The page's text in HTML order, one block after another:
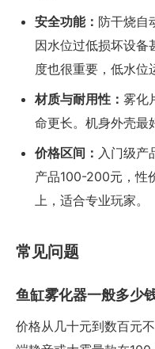
安全功能： 防干烧自
因水位过低损坏设备
度也很重要，低水位
材质与耐用性： 雾化
命更长。机身外壳最
价格区间： 入门级产
产品100-200元，性
上，适合专业玩家。
常见问题
鱼缸雾化器一般多少
价格从几十元到数百元